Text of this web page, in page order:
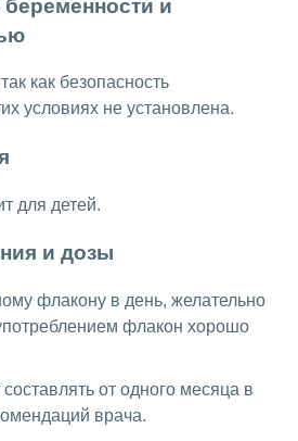
и
как безопасность
условиях не установлена.
для детей.
и дозы
флакону в день, желательно
флакон хорошо
от одного месяца в
врача.